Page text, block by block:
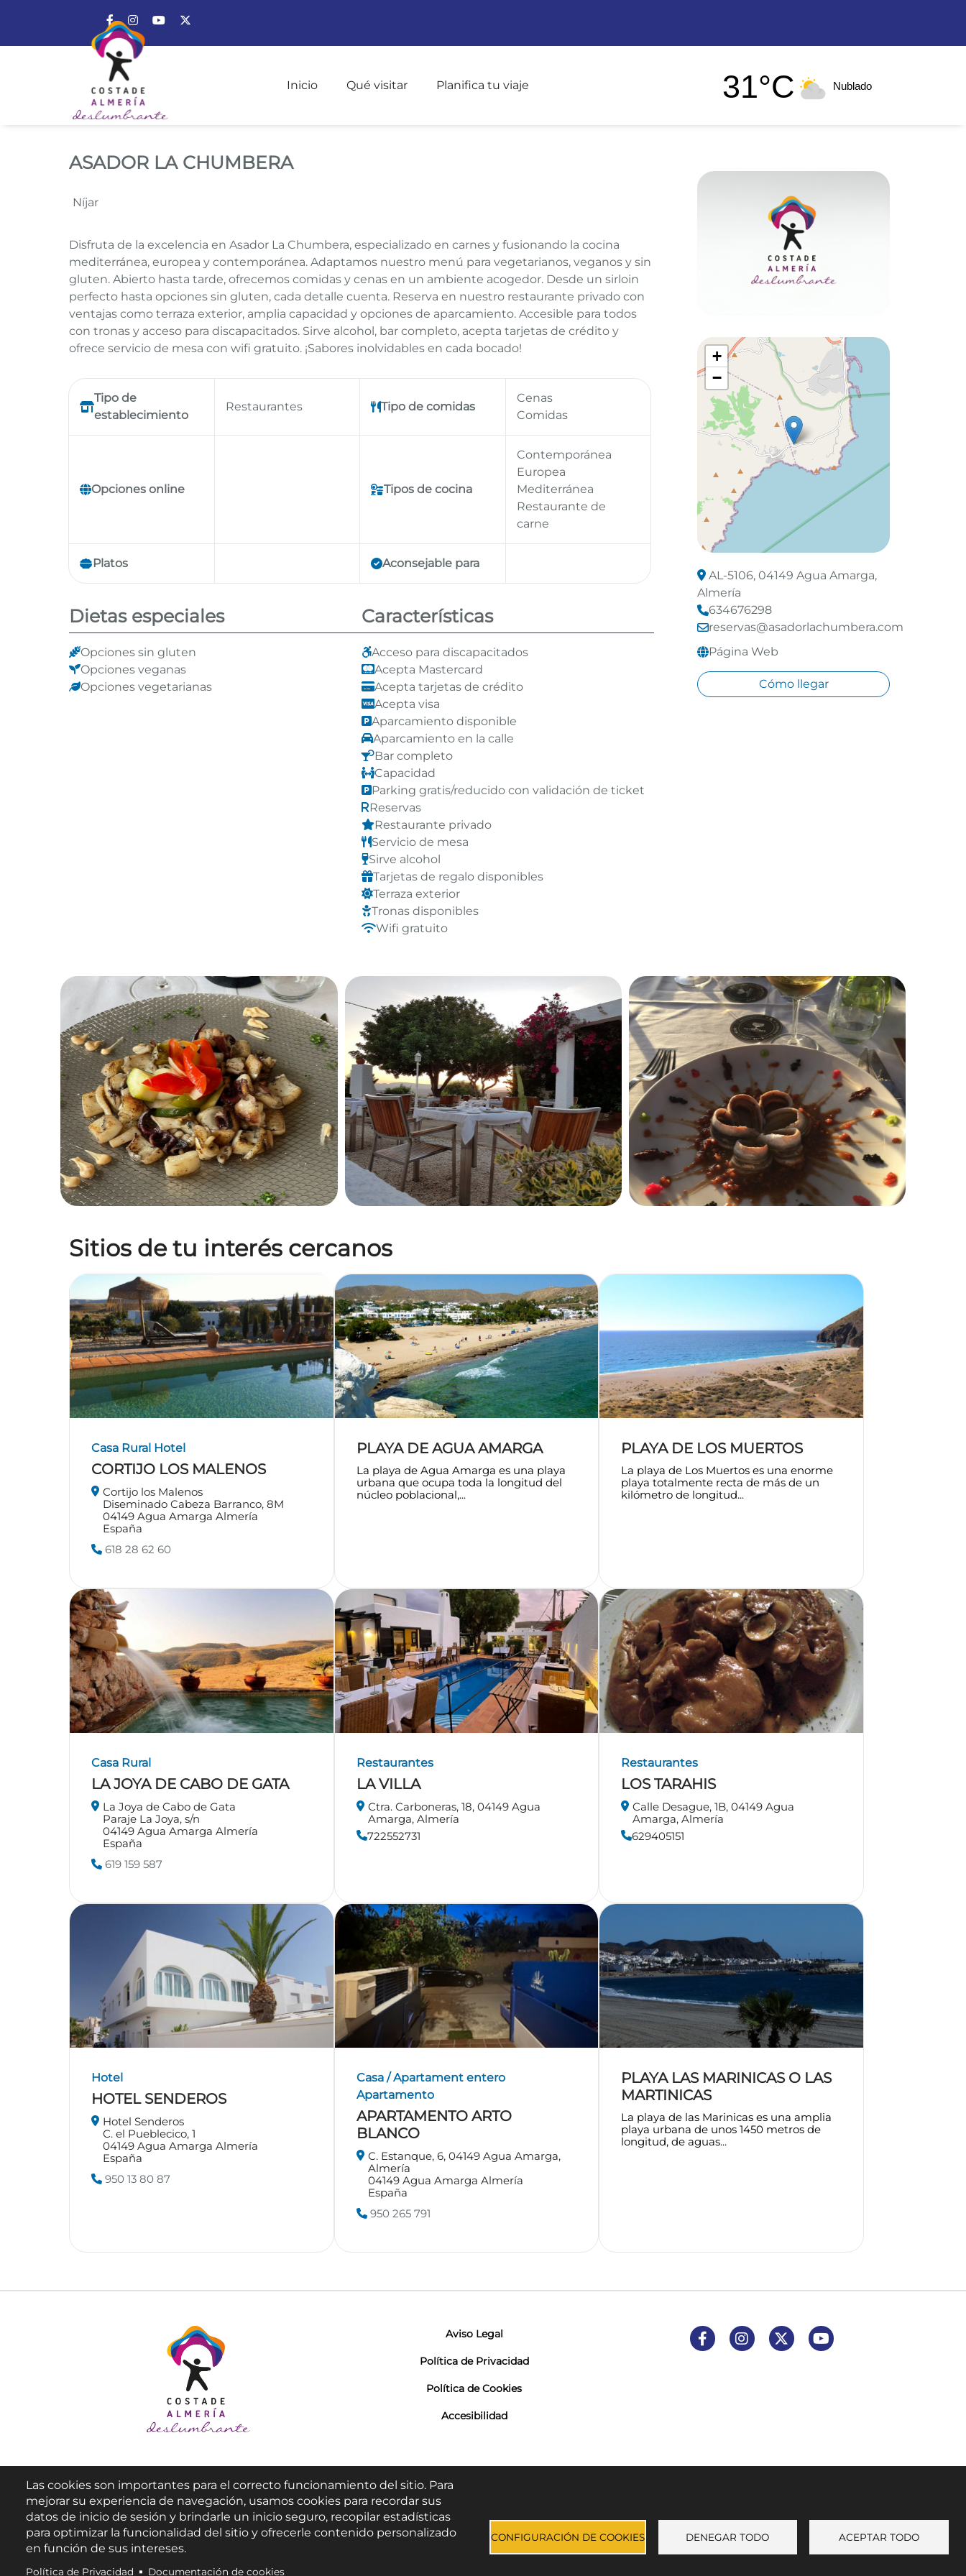
Enlace a Facebook
Enlace a Instagram
Enlace a Youtube Channel
Inicio Qué visitar Planifica tu viaje 31°C Nublado
ASADOR LA CHUMBERA
ASADOR LA CHUMBERA
Níjar
Disfruta de la excelencia en Asador La Chumbera, especializado en carnes y fusionando la cocina
mediterránea, europea y contemporánea. Adaptamos nuestro menú para vegetarianos, veganos y sin
gluten. Abierto hasta tarde, ofrecemos comidas y cenas en un ambiente acogedor. Desde un sirloin
perfecto hasta opciones sin gluten, cada detalle cuenta. Reserva en nuestro restaurante privado con
ventajas como terraza exterior, amplia capacidad y opciones de aparcamiento. Accesible para todos
con tronas y acceso para discapacitados. Sirve alcohol, bar completo, acepta tarjetas de crédito y
ofrece servicio de mesa con wifi gratuito. ¡Sabores inolvidables en cada bocado!
Tipo de
establecimiento
Restaurantes Tipo de comidas
Cenas
Comidas
Opciones online Tipos de cocina
Contemporánea
Europea
Mediterránea
Restaurante de
carne
Platos Aconsejable para
Dietas especiales
Opciones sin gluten
Opciones veganas
Opciones vegetarianas
Características
Acceso para discapacitados
Acepta Mastercard
Acepta tarjetas de crédito
Acepta visa
Aparcamiento disponible
Aparcamiento en la calle
Bar completo
Capacidad
Parking gratis/reducido con validación de ticket
Reservas
Restaurante privado
Servicio de mesa
Sirve alcohol
Tarjetas de regalo disponibles
Terraza exterior
Tronas disponibles
Wifi gratuito
+
−
AL-5106, 04149 Agua Amarga,
Almería
634676298
reservas@asadorlachumbera.com
Página Web
Cómo llegar
Sitios de tu interés cercanos
Casa Rural Hotel
CORTIJO LOS MALENOS
Cortijo los Malenos
Diseminado Cabeza Barranco, 8M
04149 Agua Amarga Almería
España
618 28 62 60
PLAYA DE AGUA AMARGA
La playa de Agua Amarga es una playa
urbana que ocupa toda la longitud del
núcleo poblacional,...
PLAYA DE LOS MUERTOS
La playa de Los Muertos es una enorme
playa totalmente recta de más de un
kilómetro de longitud...
Casa Rural
LA JOYA DE CABO DE GATA
La Joya de Cabo de Gata
Paraje La Joya, s/n
04149 Agua Amarga Almería
España
619 159 587
Restaurantes
LA VILLA
Ctra. Carboneras, 18, 04149 Agua
Amarga, Almería
722552731
Restaurantes
LOS TARAHIS
Calle Desague, 1B, 04149 Agua
Amarga, Almería
629405151
Hotel
HOTEL SENDEROS
Hotel Senderos
C. el Pueblecico, 1
04149 Agua Amarga Almería
España
950 13 80 87
Casa / Apartament entero
Apartamento
APARTAMENTO ARTO
BLANCO
C. Estanque, 6, 04149 Agua Amarga,
Almería
04149 Agua Amarga Almería
España
950 265 791
PLAYA LAS MARINICAS O LAS
MARTINICAS
La playa de las Marinicas es una amplia
playa urbana de unos 1450 metros de
longitud, de aguas...
Aviso Legal
Política de Privacidad
Política de Cookies
Accesibilidad
Enlace a Facebook
Enlace a Instagram
Enlace a X (Twitter)
Enlace a Youtube Channel
Las cookies son importantes para el correcto funcionamiento del sitio. Para
mejorar su experiencia de navegación, usamos cookies para recordar sus
datos de inicio de sesión y brindarle un inicio seguro, recopilar estadísticas
para optimizar la funcionalidad del sitio y ofrecerle contenido personalizado
en función de sus intereses.
Política de Privacidad Documentación de cookies
CONFIGURACIÓN DE COOKIES DENEGAR TODO ACEPTAR TODO